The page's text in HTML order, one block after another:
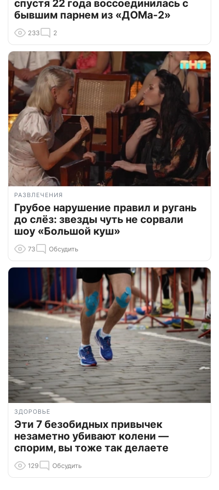
спустя 22 года воссоединилась с
бывшим парнем из «ДОМа-2»
233 2
РАЗВЛЕЧЕНИЯ
Грубое нарушение правил и ругань
до слёз: звезды чуть не сорвали
шоу «Большой куш»
73 Обсудить
ЗДОРОВЬЕ
Эти 7 безобидных привычек
незаметно убивают колени —
спорим, вы тоже так делаете
129 Обсудить